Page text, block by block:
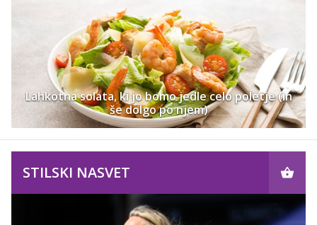
Lahkotna solata, ki jo bomo jedle celo poletje (in
še dolgo po njem)
STILSKI NASVET